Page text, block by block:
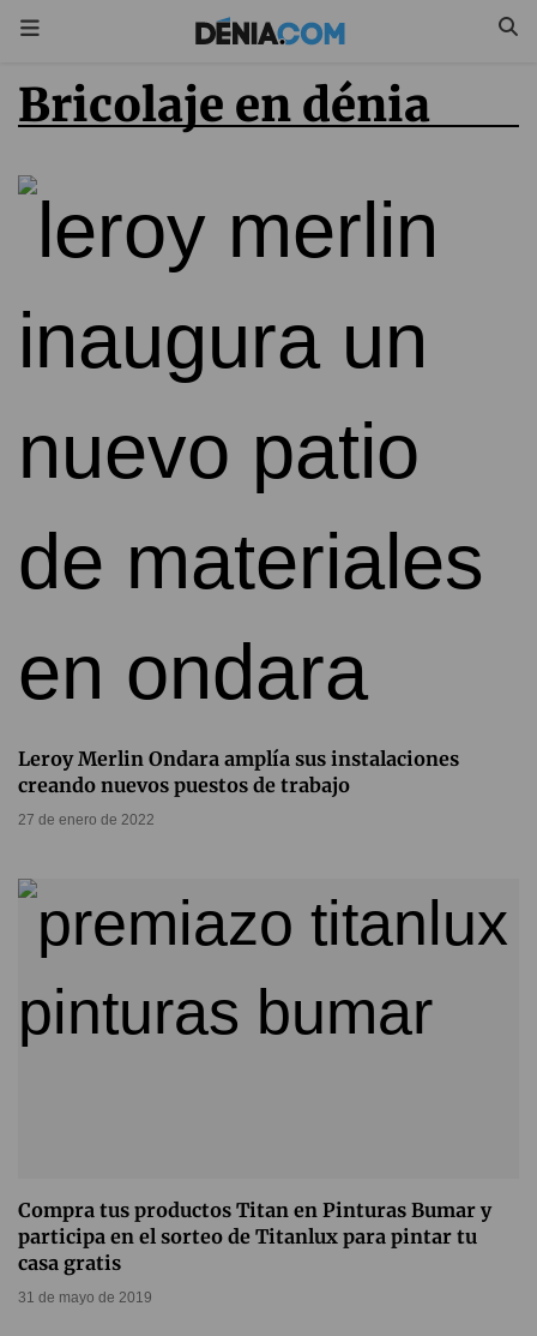
bricolaje en dénia
Leroy Merlin Ondara amplía sus instalaciones
creando nuevos puestos de trabajo
27 de enero de 2022
Compra tus productos Titan en Pinturas Bumar y
participa en el sorteo de Titanlux para pintar tu
casa gratis
31 de mayo de 2019